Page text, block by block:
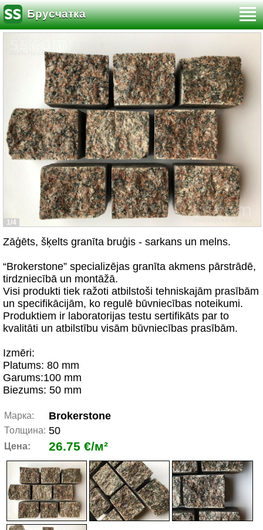
Брусчатка
1/4
Zāģēts, šķelts granīta bruģis - sarkans un melns.
“Brokerstone” specializējas granīta akmens pārstrādē,
tirdzniecībā un montāžā.
Visi produkti tiek ražoti atbilstoši tehniskajām prasībām
un specifikācijām, ko regulē būvniecības noteikumi.
Produktiem ir laboratorijas testu sertifikāts par to
kvalitāti un atbilstību visām būvniecības prasībām.
Izmēri:
Platums: 80 mm
Garums:100 mm
Biezums: 50 mm
Марка: Brokerstone
Толщина: 50
Цена: 26.75 €/м²